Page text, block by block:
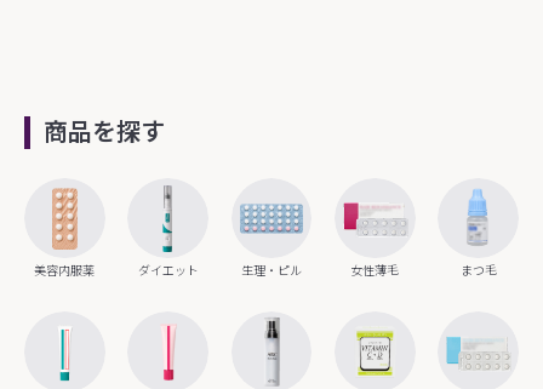
商品を探す
美容内服薬 ダイエット 生理・ピル 女性薄毛 まつ毛